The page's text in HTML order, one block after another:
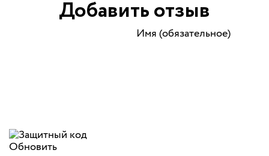
Добавить отзыв
Имя (обязательное)
Обновить